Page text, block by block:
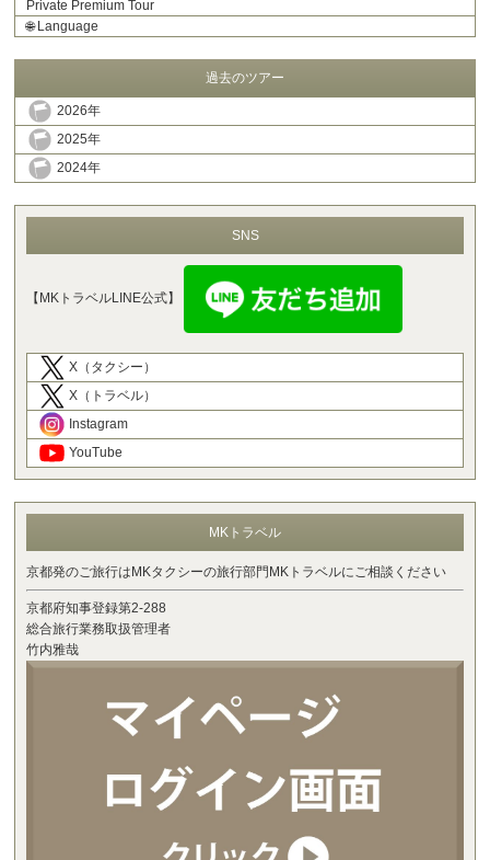
Private Premium Tour
🌐Language
過去のツアー
2026年
2025年
2024年
SNS
【MKトラベルLINE公式】
X（タクシー）
X（トラベル）
Instagram
YouTube
MKトラベル
京都発のご旅行はMKタクシーの旅行部門MKトラベルにご相談ください
京都府知事登録第2-288
総合旅行業務取扱管理者
竹内雅哉